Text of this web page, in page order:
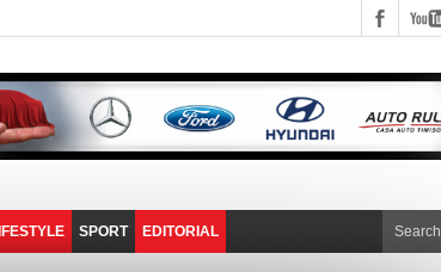
SPORT EDITORIAL